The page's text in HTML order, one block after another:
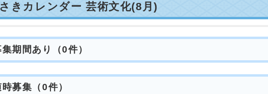
きカレンダー 芸術文化(8月)
期間あり（0件）
時募集（0件）